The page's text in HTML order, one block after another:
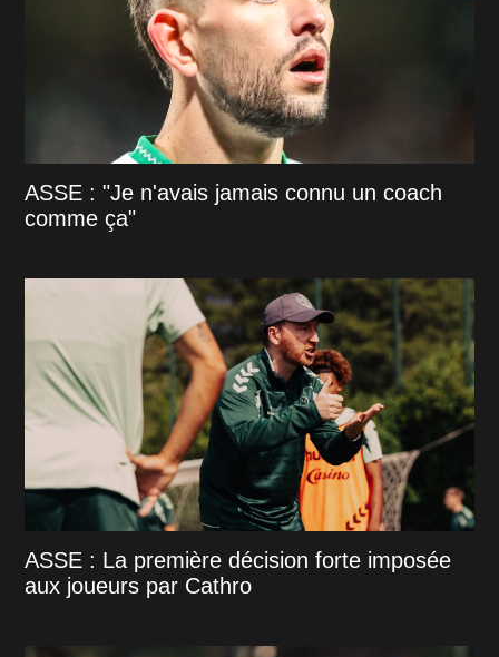
ASSE : "Je n'avais jamais connu un coach
comme ça"
ASSE : La première décision forte imposée
aux joueurs par Cathro